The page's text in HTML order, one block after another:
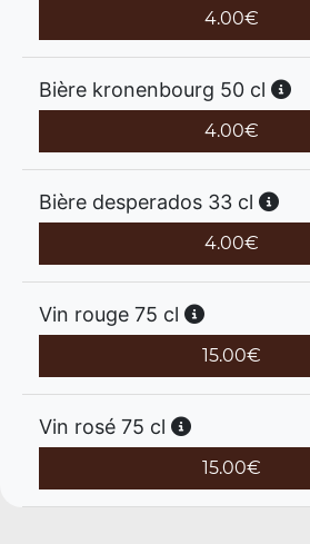
4.00€
Bière kronenbourg 50 cl
4.00€
Bière desperados 33 cl
4.00€
Vin rouge 75 cl
15.00€
Vin rosé 75 cl
15.00€